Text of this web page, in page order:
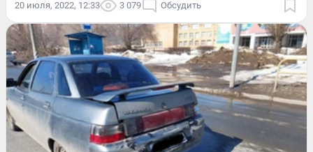
20 июля, 2022, 12:33 3 079 Обсудить